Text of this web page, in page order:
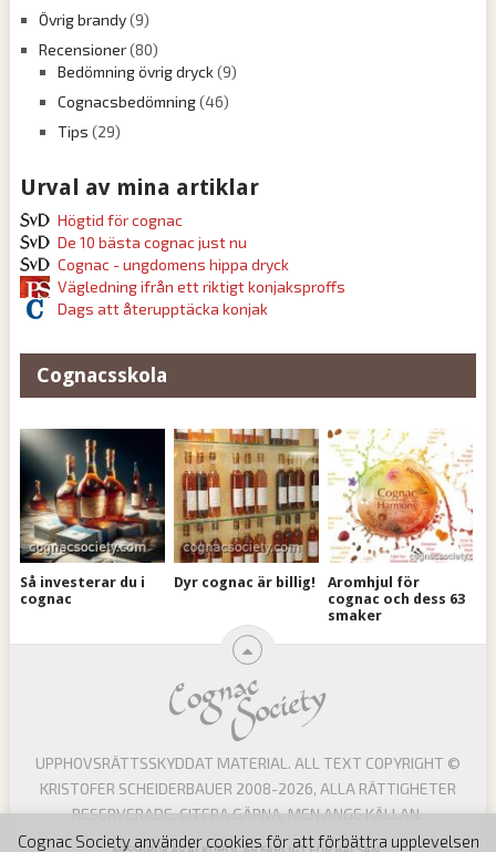
Övrig brandy(9)
Recensioner(80)
Bedömning övrig dryck(9)
Cognacsbedömning(46)
Tips (29)
Urval av mina artiklar
Högtid för cognac
De 10 bästa cognac just nu
Cognac - ungdomens hippa dryck
Vägledning ifrån ett riktigt konjaksproffs
Dags att återupptäcka konjak
Cognacsskola
Så investerar du i
cognac
Dyr cognac är billig!
Aromhjul för
cognac och dess 63
smaker
UPPHOVSRÄTTSSKYDDAT MATERIAL. ALL TEXT COPYRIGHT ©
KRISTOFER SCHEIDERBAUER 2008-2026, ALLA RÄTTIGHETER
RESERVERADE. CITERA GÄRNA, MEN ANGE KÄLLAN.
Cognac Society använder cookies för att förbättra upplevelsen